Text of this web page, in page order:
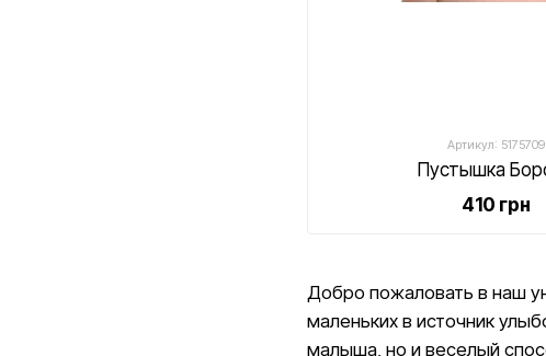
Добро пожаловать в наш
маленьких в источник
малыша, но и веселый
Артикул: 5175709
Пустышка
410 грн